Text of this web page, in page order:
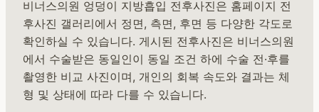
비너스의원 엉덩이 지방흡입 전후사진은 홈페이지 전
후사진 갤러리에서 정면, 측면, 후면 등 다양한 각도로
확인하실 수 있습니다. 게시된 전후사진은 비너스의원
에서 수술받은 동일인이 동일 조건 하에 수술 전·후를
촬영한 비교 사진이며, 개인의 회복 속도와 결과는 체
형 및 상태에 따라 다를 수 있습니다.